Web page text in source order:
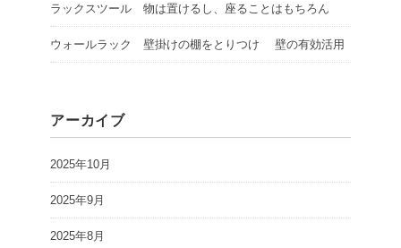
ラックスツール 物は置けるし、座ることはもちろん
ウォールラック 壁掛けの棚をとりつけ 壁の有効活用
アーカイブ
2025年10月
2025年9月
2025年8月